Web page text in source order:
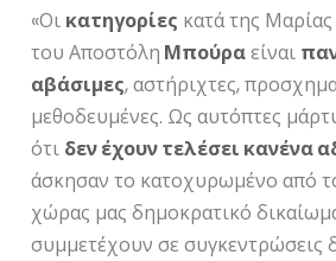
«Οι κατηγορίες κατά της Μαρίας
του Αποστόλη Μπούραείναι
αβάσιμες, αστήριχτες,
μεθοδευμένες. Ως αυτόπτες
ότι δεν έχουν τελέσει κανένα
άσκησαν το κατοχυρωμένο από
χώρας μας δημοκρατικό
συμμετέχουν σε συγκεντρώσεις